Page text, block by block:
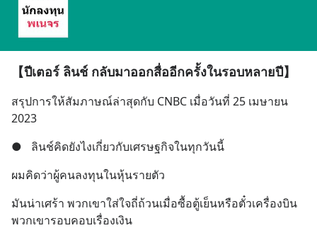
【ปีเตอร์ ลินช์ กลับมาออกสื่ออีกครั้งในรอบหลายปี】
สรุปการให้สัมภาษณ์ล่าสุดกับ CNBC เมื่อวันที่ 25 เมษายน
2023
●
ลินช์คิดยังไงเกี่ยวกับเศรษฐกิจในทุกวันนี้
ผมคิดว่าผู้คนลงทุนในหุ้นรายตัว
มันน่าเศร้า พวกเขาใส่ใจถี่ถ้วนเมื่อซื้อตู้เย็นหรือตั๋วเครื่องบิน
พวกเขารอบคอบเรื่องเงิน